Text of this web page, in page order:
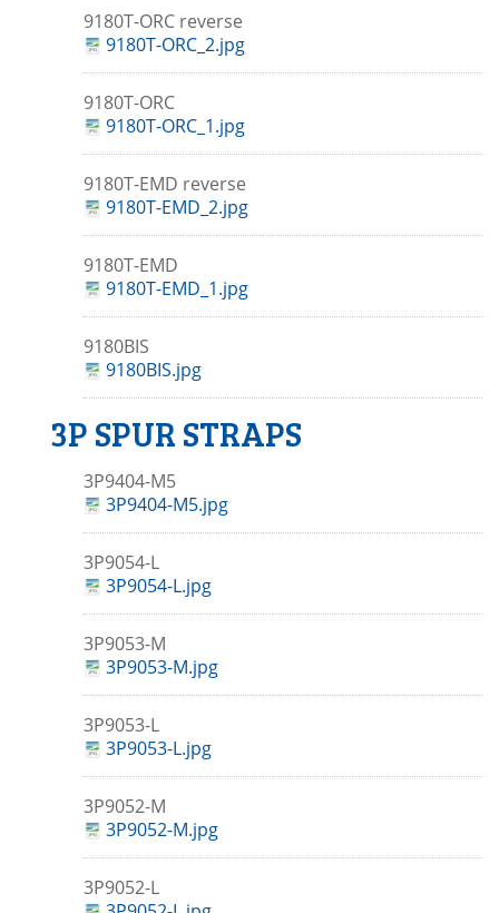
9180T-ORC reverse
9180T-ORC_2.jpg
9180T-ORC
9180T-ORC_1.jpg
9180T-EMD reverse
9180T-EMD_2.jpg
9180T-EMD
9180T-EMD_1.jpg
9180BIS
9180BIS.jpg
3P SPUR STRAPS
3P9404-M5
3P9404-M5.jpg
3P9054-L
3P9054-L.jpg
3P9053-M
3P9053-M.jpg
3P9053-L
3P9053-L.jpg
3P9052-M
3P9052-M.jpg
3P9052-L